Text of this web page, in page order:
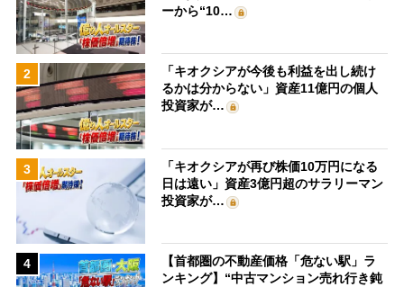
ーから“10…
2
「キオクシアが今後も利益を出し続け
るかは分からない」資産11億円の個人
投資家が…
3
「キオクシアが再び株価10万円になる
日は遠い」資産3億円超のサラリーマン
投資家が…
4
【首都圏の不動産価格「危ない駅」ラ
ンキング】“中古マンション売れ行き鈍